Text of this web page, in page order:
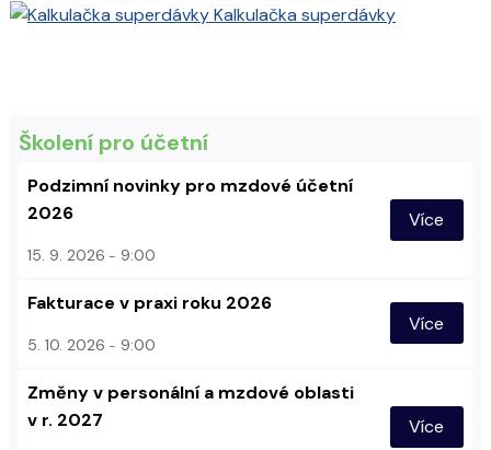
Kalkulačka superdávky
Školení pro účetní
Podzimní novinky pro mzdové účetní
2026
15. 9. 2026 9:00
Více
Fakturace v praxi roku 2026
5. 10. 2026 9:00
Více
Změny v personální a mzdové oblasti
v r. 2027
Více